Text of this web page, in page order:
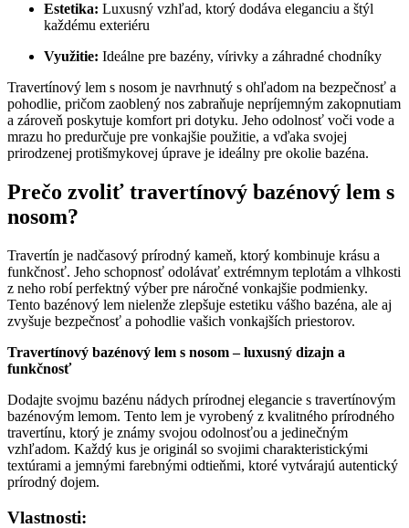
Estetika: Luxusný vzhľad, ktorý dodáva eleganciu a štýl
každému exteriéru
Využitie: Ideálne pre bazény, vírivky a záhradné chodníky
Travertínový lem s nosom je navrhnutý s ohľadom na bezpečnosť a
pohodlie, pričom zaoblený nos zabraňuje nepríjemným zakopnutiam
a zároveň poskytuje komfort pri dotyku. Jeho odolnosť voči vode a
mrazu ho predurčuje pre vonkajšie použitie, a vďaka svojej
prirodzenej protišmykovej úprave je ideálny pre okolie bazéna.
Prečo zvoliť travertínový bazénový lem s
nosom?
Travertín je nadčasový prírodný kameň, ktorý kombinuje krásu a
funkčnosť. Jeho schopnosť odolávať extrémnym teplotám a vlhkosti
z neho robí perfektný výber pre náročné vonkajšie podmienky.
Tento bazénový lem nielenže zlepšuje estetiku vášho bazéna, ale aj
zvyšuje bezpečnosť a pohodlie vašich vonkajších priestorov.
Travertínový bazénový lem s nosom – luxusný dizajn a
funkčnosť
Dodajte svojmu bazénu nádych prírodnej elegancie s travertínovým
bazénovým lemom. Tento lem je vyrobený z kvalitného prírodného
travertínu, ktorý je známy svojou odolnosťou a jedinečným
vzhľadom. Každý kus je originál so svojimi charakteristickými
textúrami a jemnými farebnými odtieňmi, ktoré vytvárajú autentický
prírodný dojem.
Vlastnosti: